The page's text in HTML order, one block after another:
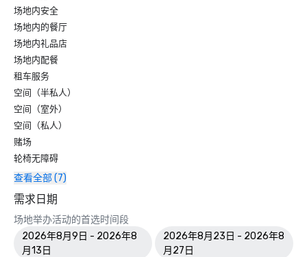
场地内安全
场地内的餐厅
场地内礼品店
场地内配餐
租车服务
空间（半私人）
空间（室外）
空间（私人）
赌场
轮椅无障碍
查看全部 (7)
需求日期
场地举办活动的首选时间段
2026年8月9日 - 2026年8
月13日
2026年8月23日 - 2026年8
月27日